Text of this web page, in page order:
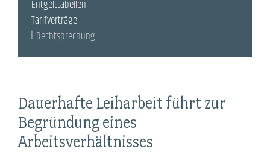
Dauerhafte Leiharbeit führt zur
Begründung eines
Arbeitsverhältnisses
Entgelttabellen
Tarifverträge
Rechtsprechung